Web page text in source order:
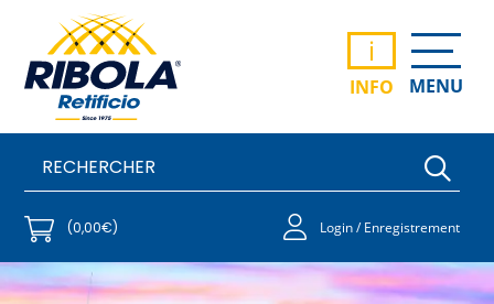
i
INFO MENU
(0,00€) Login / Enregistrement